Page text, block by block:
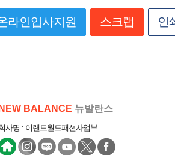
라인입사지원 스크랩 인
NEW BALANCE 뉴발란스
사명 : 이랜드월드패션사업부